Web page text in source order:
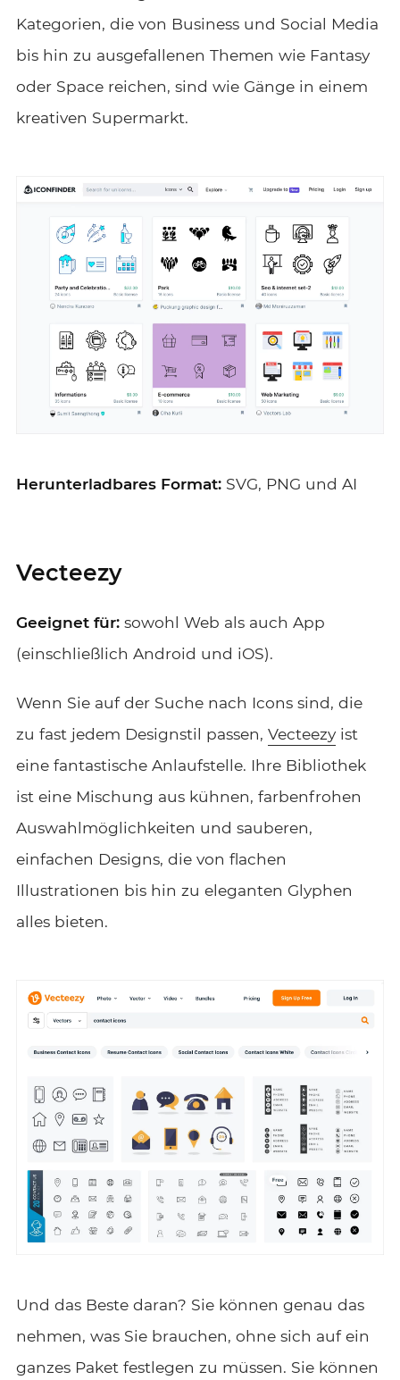
Kategorien, die von Business und Social Media
bis hin zu ausgefallenen Themen wie Fantasy
oder Space reichen, sind wie Gänge in einem
kreativen Supermarkt.
Herunterladbares Format:SVG, PNG und AI
Vecteezy
Geeignet für:sowohl Web als auch App
(einschließlich Android und iOS).
Wenn Sie auf der Suche nach Icons sind, die
zu fast jedem Designstil passen, Vecteezyist
eine fantastische Anlaufstelle. Ihre Bibliothek
ist eine Mischung aus kühnen, farbenfrohen
Auswahlmöglichkeiten und sauberen,
einfachen Designs, die von flachen
Illustrationen bis hin zu eleganten Glyphen
alles bieten.
Und das Beste daran? Sie können genau das
nehmen, was Sie brauchen, ohne sich auf ein
ganzes Paket festlegen zu müssen. Sie können